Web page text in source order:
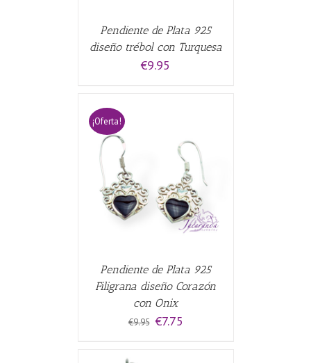
Pendiente de Plata 925
diseño trébol con Turquesa
€9.95
¡Oferta!
Pendiente de Plata 925
Filigrana diseño Corazón
con Onix
€9.95 El
€7.75